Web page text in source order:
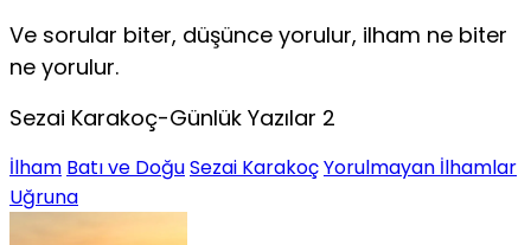
Ve sorular biter, düşünce yorulur, ilham ne biter
ne yorulur.
Sezai Karakoç-Günlük Yazılar 2
İlham Batı ve DoğuSezai KarakoçYorulmayan İlhamlar
Uğruna